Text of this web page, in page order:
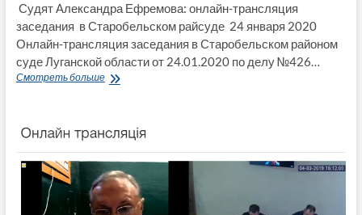
Судят Александра Ефремова: онлайн-трансляция
заседания в Старобельском райсуде 24 января 2020
Онлайн-трансляция заседания в Старобельском районом
суде Луганской области от 24.01.2020 по делу №426…
Смотреть большеСудят
трансляция
заседания
в
Старобельском
райсуде 24
января